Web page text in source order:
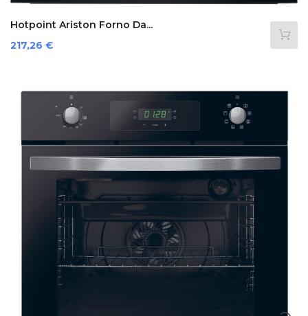
Hotpoint Ariston Forno Da...
Prezzo
217,26 €